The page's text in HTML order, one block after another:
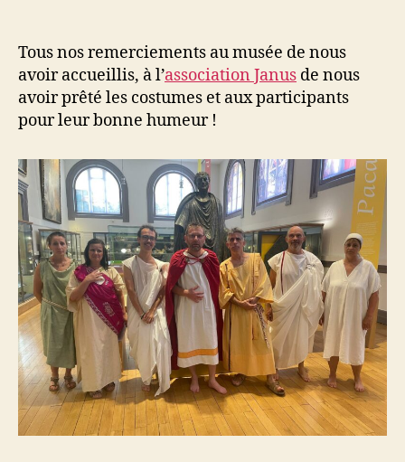
Tous nos remerciements au musée de nous
avoir accueillis, à l’association Janus de nous
avoir prêté les costumes et aux participants
pour leur bonne humeur !